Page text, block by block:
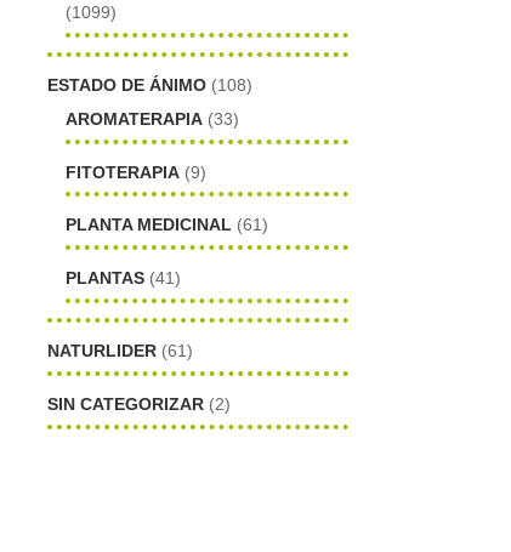
(1099)
ESTADO DE ÁNIMO (108)
AROMATERAPIA (33)
FITOTERAPIA (9)
PLANTA MEDICINAL (61)
PLANTAS (41)
NATURLIDER (61)
SIN CATEGORIZAR (2)